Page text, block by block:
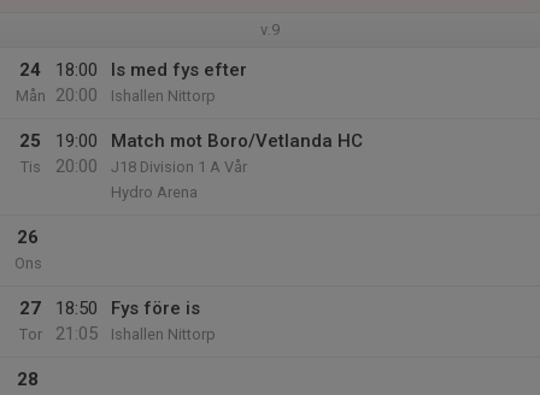
v.9
24
Mån
18:00
20:00
Is med fys efter
Ishallen Nittorp
25
Tis
19:00
20:00
Match mot Boro/Vetlanda HC
J18 Division 1 A Vår
Hydro Arena
26
Ons
27
Tor
18:50
21:05
Fys före is
Ishallen Nittorp
28